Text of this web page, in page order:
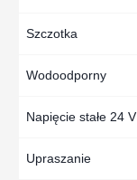
Szczotka
Wodoodporny
Napięcie stałe 24 V
Upraszanie